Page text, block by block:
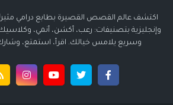
اكتشف عالم القصص القصيرة بطابع درامي
وإنجليزية بتصنيفات: رعب، أكشن، أنمي،
وسريع يلامس خيالك. اقرأ، استمتع،